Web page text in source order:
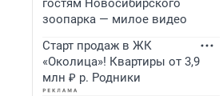
гостям Новосибирского
зоопарка — милое видео
Старт продаж в ЖК
«Околица»! Квартиры от 3,9
млн ₽ р. Родники